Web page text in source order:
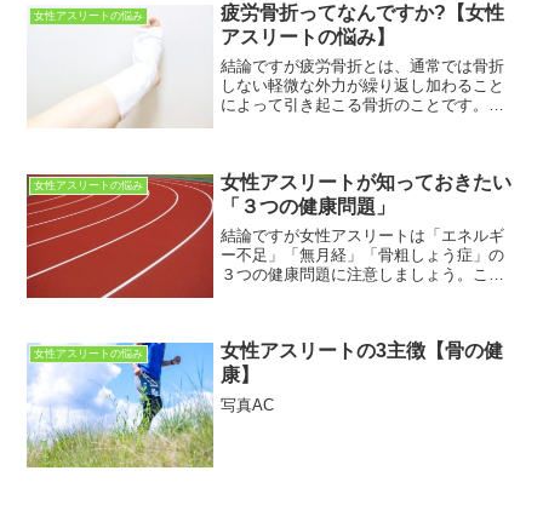
女性アスリートの悩み
疲労骨折ってなんですか?【女性
アスリートの悩み】
結論ですが疲労骨折とは、通常では骨折
しない軽微な外力が繰り返し加わること
によって引き起こる骨折のことです。こ
と思っています。この記事...
女性アスリートの悩み
女性アスリートが知っておきたい
「３つの健康問題」
結論ですが女性アスリートは「エネルギ
ー不足」「無月経」「骨粗しょう症」の
３つの健康問題に注意しましょう。この
思っています。この記事を...
女性アスリートの悩み
女性アスリートの3主徴【骨の健
康】
写真AC